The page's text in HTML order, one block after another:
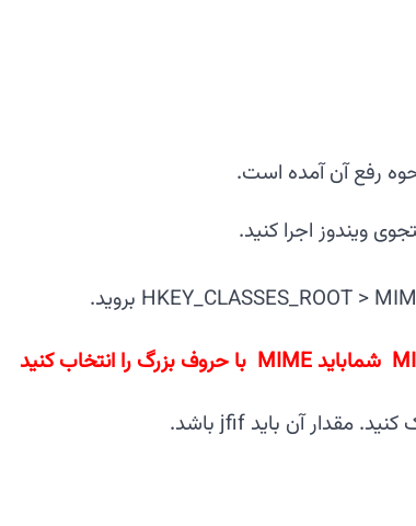
ویندوز اجرا کنید.